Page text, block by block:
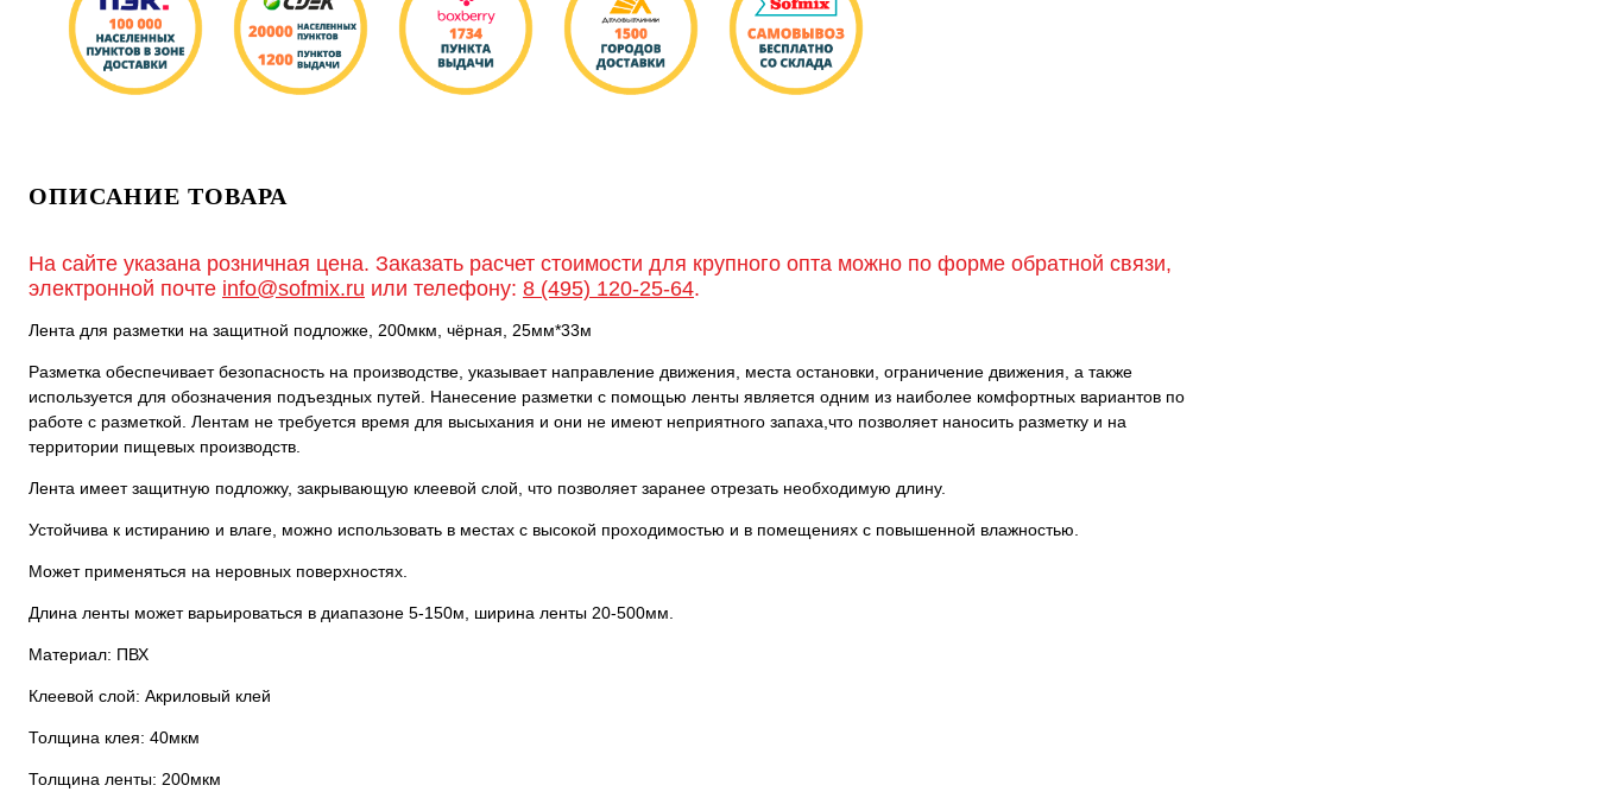
ОПИСАНИЕ ТОВАРА
На сайте указана розничная цена. Заказать расчет стоимости для крупного опта можно по форме обратной связи,
электронной почте info@sofmix.ru или телефону: 8 (495) 120-25-64.
Лента для разметки на защитной подложке, 200мкм, чёрная, 25мм*33м
Разметка обеспечивает безопасность на производстве, указывает направление движения, места остановки, ограничение движения, а также
используется для обозначения подъездных путей. Нанесение разметки с помощью ленты является одним из наиболее комфортных вариантов по
работе с разметкой. Лентам не требуется время для высыхания и они не имеют неприятного запаха,что позволяет наносить разметку и на
территории пищевых производств.
Лента имеет защитную подложку, закрывающую клеевой слой, что позволяет заранее отрезать необходимую длину.
Устойчива к истиранию и влаге, можно использовать в местах с высокой проходимостью и в помещениях с повышенной влажностью.
Может применяться на неровных поверхностях.
Длина ленты может варьироваться в диапазоне 5-150м, ширина ленты 20-500мм.
Материал: ПВХ
Клеевой слой: Акриловый клей
Толщина клея: 40мкм
Толщина ленты: 200мкм